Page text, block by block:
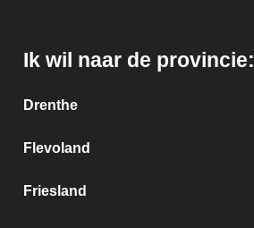
Ik wil naar de provincie:
Drenthe
Flevoland
Friesland